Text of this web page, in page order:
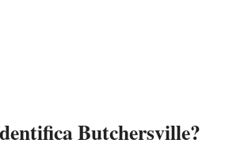
Butchersville?